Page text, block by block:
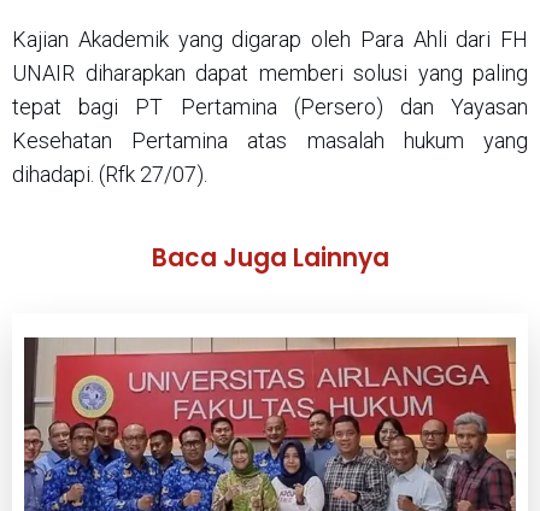
Kajian Akademik yang digarap oleh Para Ahli dari FH
UNAIR diharapkan dapat memberi solusi yang paling
tepat bagi PT Pertamina (Persero) dan Yayasan
Kesehatan Pertamina atas masalah hukum yang
dihadapi. (Rfk 27/07).
Baca Juga Lainnya